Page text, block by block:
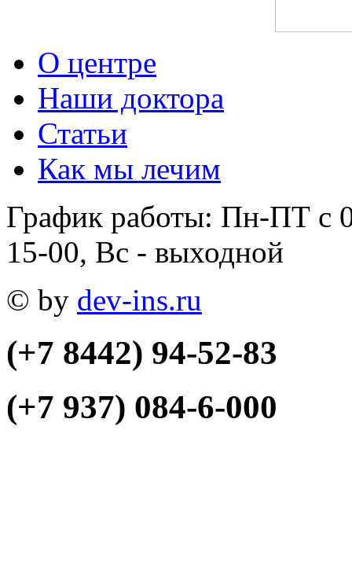
О центре
Наши доктора
Статьи
Как мы лечим
График работы: Пн-ПТ с
15-00, Вс - выходной
© by dev-ins.ru
(+7 8442) 94-52-83
(+7 937) 084-6-000